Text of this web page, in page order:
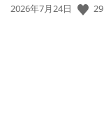
公
2026年7月24日 29